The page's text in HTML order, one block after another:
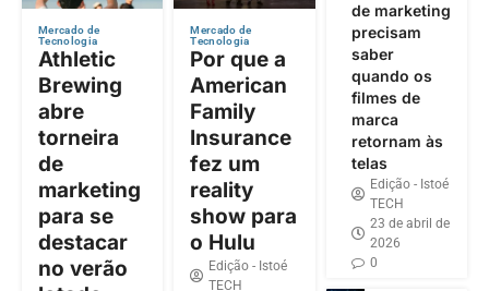
Mercado de
Tecnologia
Athletic
Brewing
abre
torneira
de
marketing
para se
destacar
no verão
Mercado de
Tecnologia
Por que a
American
Family
Insurance
fez um
reality
show para
o Hulu
Edição - Istoé
TECH
de marketing
precisam
saber
quando os
filmes de
marca
retornam às
telas
Edição - Istoé
TECH
23 de abril de
2026
0